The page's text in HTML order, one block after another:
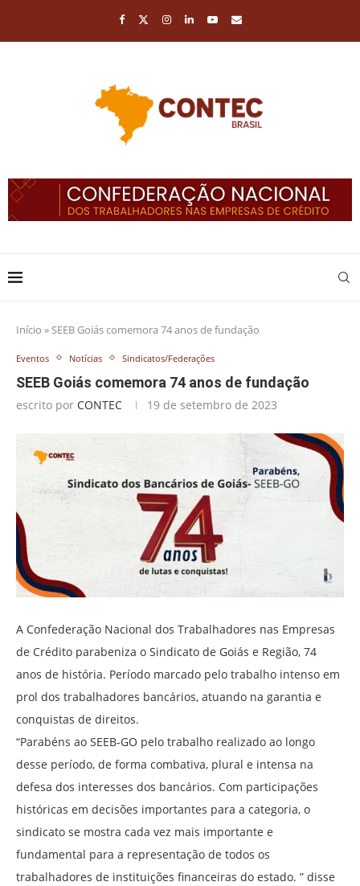
Início »SEEB Goiás comemora 74 anos de fundação
Eventos Notícias Sindicatos/Federações
SEEB Goiás comemora 74 anos de fundação
escrito por CONTEC 19 de setembro de 2023
A Confederação Nacional dos Trabalhadores nas Empresas
de Crédito parabeniza o Sindicato de Goiás e Região, 74
anos de história. Período marcado pelo trabalho intenso em
prol dos trabalhadores bancários, atuando na garantia e
conquistas de direitos.
“Parabéns ao SEEB-GO pelo trabalho realizado ao longo
desse período, de forma combativa, plural e intensa na
defesa dos interesses dos bancários. Com participações
históricas em decisões importantes para a categoria, o
sindicato se mostra cada vez mais importante e
fundamental para a representação de todos os
trabalhadores de instituições financeiras do estado. ” disse